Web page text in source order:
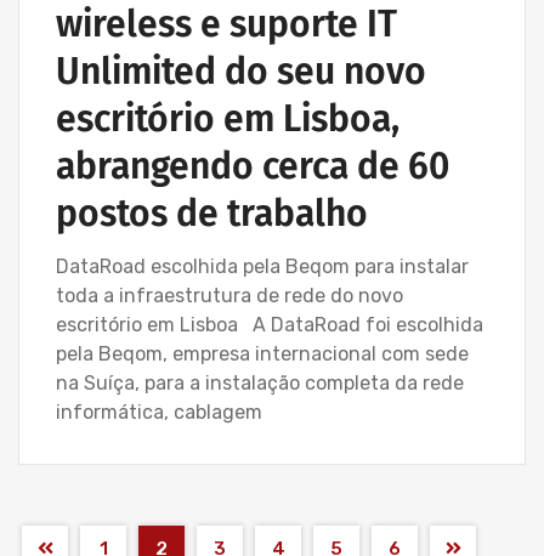
wireless e suporte IT
Unlimited do seu novo
escritório em Lisboa,
abrangendo cerca de 60
postos de trabalho
DataRoad escolhida pela Beqom para instalar
toda a infraestrutura de rede do novo
escritório em Lisboa A DataRoad foi escolhida
pela Beqom, empresa internacional com sede
na Suíça, para a instalação completa da rede
informática, cablagem
1 2 3 4 5 6